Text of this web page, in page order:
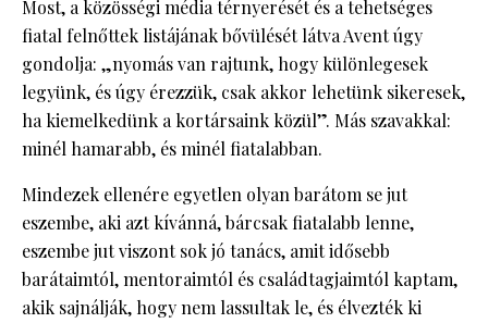
Most, a közösségi média térnyerését és a tehetséges
fiatal felnőttek listájának bővülését látva Avent úgy
gondolja: „nyomás van rajtunk, hogy különlegesek
legyünk, és úgy érezzük, csak akkor lehetünk sikeresek,
ha kiemelkedünk a kortársaink közül”. Más szavakkal:
minél hamarabb, és minél fiatalabban.
Mindezek ellenére egyetlen olyan barátom se jut
eszembe, aki azt kívánná, bárcsak fiatalabb lenne,
eszembe jut viszont sok jó tanács, amit idősebb
barátaimtól, mentoraimtól és családtagjaimtól kaptam,
akik sajnálják, hogy nem lassultak le, és élvezték ki